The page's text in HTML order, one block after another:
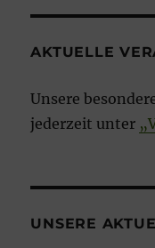
AKTUELLE
Unsere
jederzeit unter
UNSERE